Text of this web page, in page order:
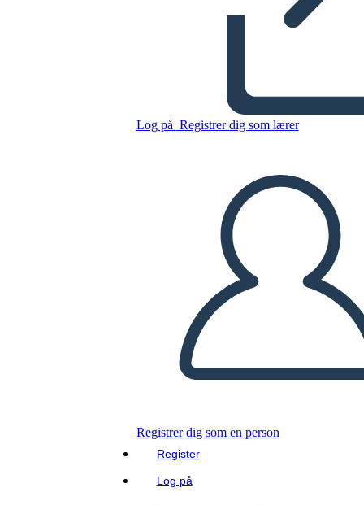
Log på Registrer dig som lærer
Registrer dig som en person
Register
Log på
5 Ws poster
LAVE ET STORYBOARD
AFSPIL DIASSHOW
LÆS FOR MIG